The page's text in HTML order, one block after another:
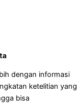
dengan informasi
ketelitian yang
bisa